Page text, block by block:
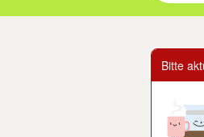
Bitte